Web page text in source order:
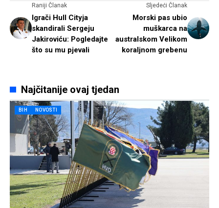
Raniji Članak
Igrači Hull Cityja
skandirali Sergeju
Jakiroviću: Pogledajte
što su mu pjevali
Sljedeći Članak
Morski pas ubio
muškarca na
australskom Velikom
koraljnom grebenu
Najčitanije ovaj tjedan
BIH NOVOSTI